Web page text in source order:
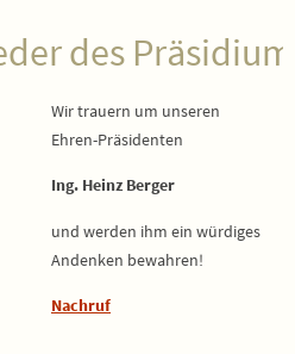
des
Wir trauern um unseren
Ehren-Präsidenten
Ing. Heinz Berger
und werden ihm ein würdiges
Andenken bewahren!
Nachruf